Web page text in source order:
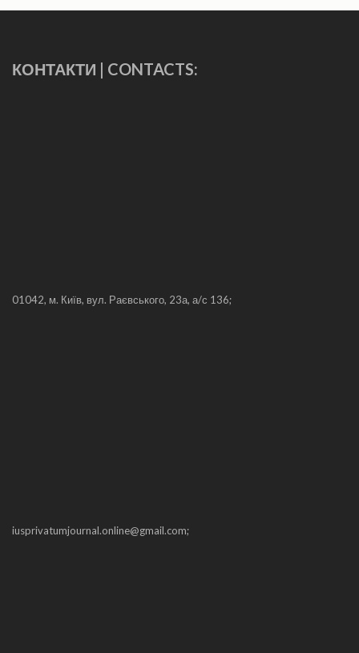
КОНТАКТИ | CONTACTS:
01042, м. Київ, вул. Раєвського, 23а, а/с 136;
iusprivatumjournal.online@gmail.com;